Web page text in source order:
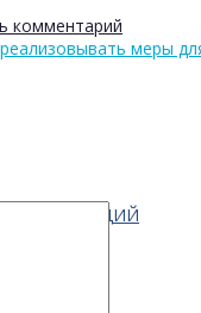
СИТУАЦИЙ
комментарий
меры